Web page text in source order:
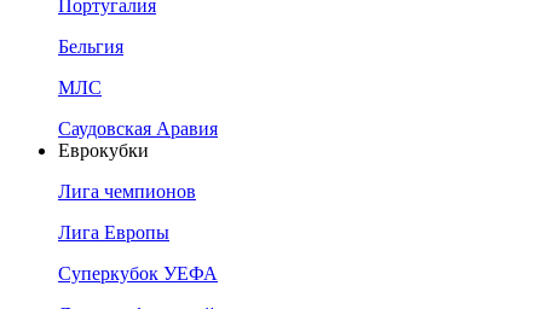
Португалия
Бельгия
МЛС
Саудовская Аравия
Еврокубки
Лига чемпионов
Лига Европы
Суперкубок УЕФА